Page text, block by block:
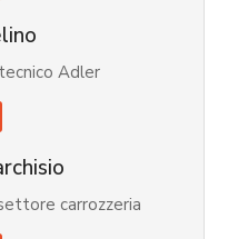
Adler
carrozzeria